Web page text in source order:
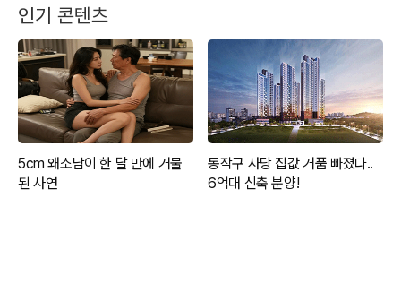
인기 콘텐츠